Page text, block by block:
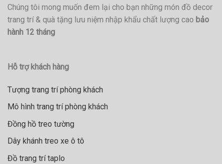
Chúng tôi mong muốn đem lại cho bạn những món đồ decor
trang trí & quà tặng lưu niệm nhập khẩu chất lượng cao bảo
hành 12 tháng
Hỗ trợ khách hàng
Tượng trang trí phòng khách
Mô hình trang trí phòng khách
Đồng hồ treo tường
Dây khánh treo xe ô tô
Đồ trang trí taplo